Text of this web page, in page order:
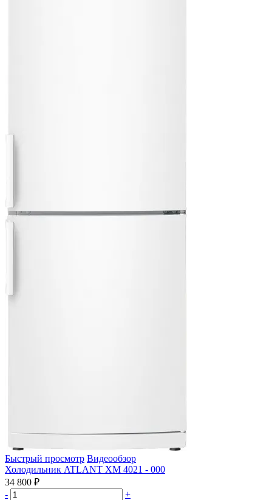
Быстрый просмотр Видеообзор
Холодильник ATLANT ХМ 4021 - 000
34 800 ₽
-
+